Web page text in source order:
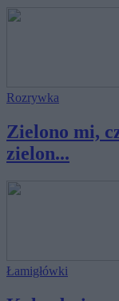
Rozrywka
Zielono mi,
zielon...
Łamigłówki